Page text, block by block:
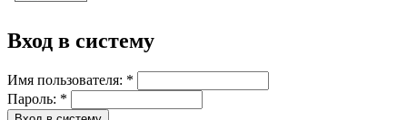
Вход в систему
Имя пользователя: *
Пароль: *